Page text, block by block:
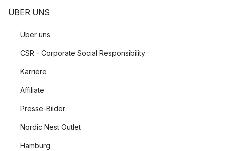
ÜBER UNS
Über uns
CSR - Corporate Social Responsibility
Karriere
Affiliate
Presse-Bilder
Nordic Nest Outlet
Hamburg